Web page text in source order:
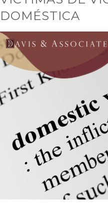
DOMÉSTICA